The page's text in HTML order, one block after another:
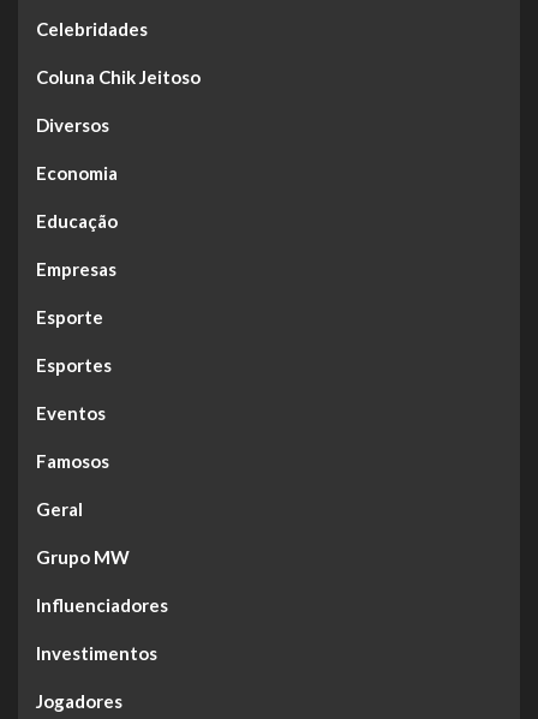
Celebridades
Coluna Chik Jeitoso
Diversos
Economia
Educação
Empresas
Esporte
Esportes
Eventos
Famosos
Geral
Grupo MW
Influenciadores
Investimentos
Jogadores